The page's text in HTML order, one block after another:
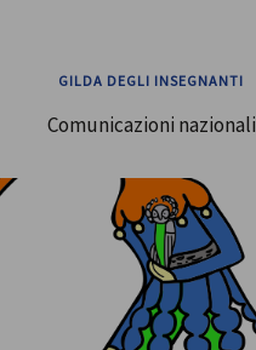
GILDA DEGLI INSEGNANTI
Comunicazioni nazionali